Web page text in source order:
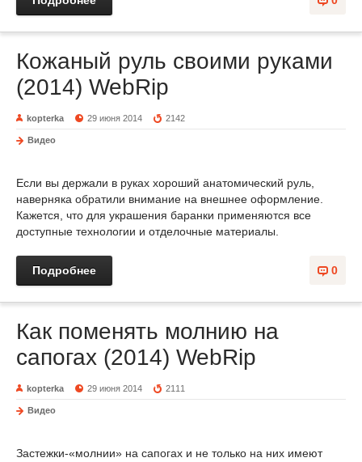
Кожаный руль своими руками
(2014) WebRip
kopterka 29 июня 2014 2142
Видео
Если вы держали в руках хороший анатомический руль,
наверняка обратили внимание на внешнее оформление.
Кажется, что для украшения баранки применяются все
доступные технологии и отделочные материалы.
0
Подробнее
Как поменять молнию на
сапогах (2014) WebRip
kopterka 29 июня 2014 2111
Видео
Застежки-«молнии» на сапогах и не только на них имеют